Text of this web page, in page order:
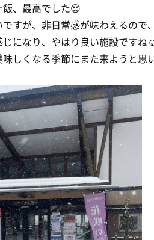
、最高でした😍
すが、非日常感が味わえるので
じになり、やはり良い施設ですね
しくなる季節にまた来ようと思